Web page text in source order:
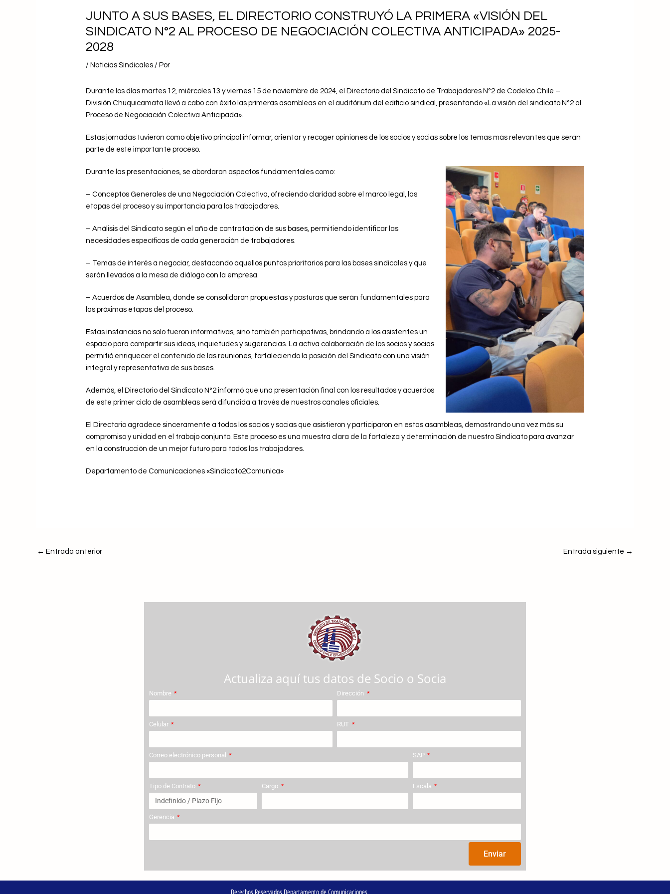
JUNTO A SUS BASES, EL DIRECTORIO CONSTRUYÓ LA PRIMERA «VISIÓN DEL
SINDICATO N°2 AL PROCESO DE NEGOCIACIÓN COLECTIVA ANTICIPADA» 2025-
2028
/ Noticias Sindicales / Por
Durante los días martes 12, miércoles 13 y viernes 15 de noviembre de 2024, el Directorio del Sindicato de Trabajadores N°2 de Codelco Chile –
División Chuquicamata llevó a cabo con éxito las primeras asambleas en el auditórium del edificio sindical, presentando «La visión del sindicato N°2 al
Proceso de Negociación Colectiva Anticipada».
Estas jornadas tuvieron como objetivo principal informar, orientar y recoger opiniones de los socios y socias sobre los temas más relevantes que serán
parte de este importante proceso.
Durante las presentaciones, se abordaron aspectos fundamentales como:
– Conceptos Generales de una Negociación Colectiva, ofreciendo claridad sobre el marco legal, las
etapas del proceso y su importancia para los trabajadores.
– Análisis del Sindicato según el año de contratación de sus bases, permitiendo identificar las
necesidades específicas de cada generación de trabajadores.
– Temas de interés a negociar, destacando aquellos puntos prioritarios para las bases sindicales y que
serán llevados a la mesa de diálogo con la empresa.
– Acuerdos de Asamblea, donde se consolidaron propuestas y posturas que serán fundamentales para
las próximas etapas del proceso.
Estas instancias no solo fueron informativas, sino también participativas, brindando a los asistentes un
espacio para compartir sus ideas, inquietudes y sugerencias. La activa colaboración de los socios y socias
permitió enriquecer el contenido de las reuniones, fortaleciendo la posición del Sindicato con una visión
integral y representativa de sus bases.
Además, el Directorio del Sindicato N°2 informó que una presentación final con los resultados y acuerdos
de este primer ciclo de asambleas será difundida a través de nuestros canales oficiales.
El Directorio agradece sinceramente a todos los socios y socias que asistieron y participaron en estas asambleas, demostrando una vez más su
compromiso y unidad en el trabajo conjunto. Este proceso es una muestra clara de la fortaleza y determinación de nuestro Sindicato para avanzar
en la construcción de un mejor futuro para todos los trabajadores.
Departamento de Comunicaciones «Sindicato2Comunica»
← Entrada anterior Entrada siguiente →
Actualiza aquí tus datos de Socio o Socia
Nombre Dirección
Celular RUT
Correo electrónico personal SAP
Tipo de Contrato Cargo Escala
Gerencia
Enviar